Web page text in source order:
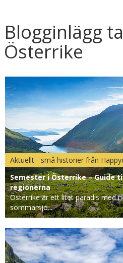
Blogginlägg
Österrike
Aktuellt - små historier från
Semester i Österrike – Guide
regionerna
Österrike är ett litet paradis med
sommarsjö...